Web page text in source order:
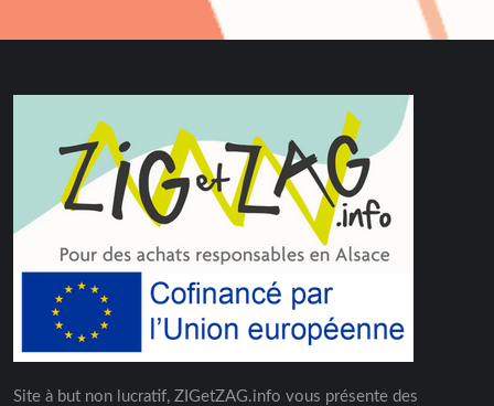
Site à but non lucratif, ZIGetZAG.info vous présente des